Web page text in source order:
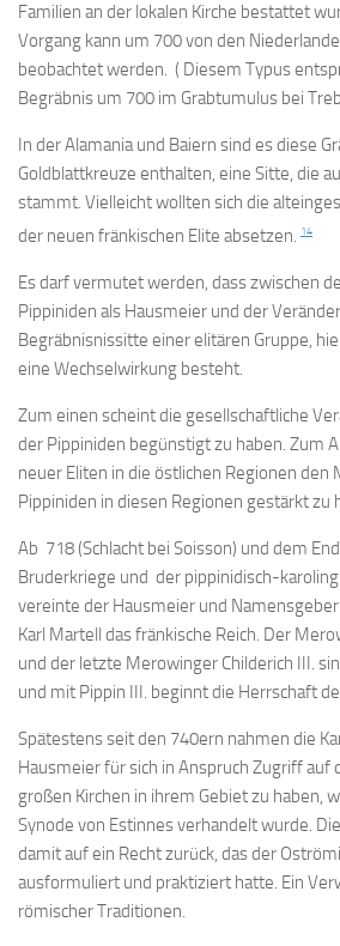
Familien an der lokalen Kirche bestattet
Vorgang kann um 700 von den
beobachtet werden. ( Diesem Typus
Begräbnis um 700 im Grabtumulus bei
In der Alamania und Baiern sind es diese
Goldblattkreuze enthalten, eine Sitte, die
stammt. Vielleicht wollten sich die
der neuen fränkischen Elite absetzen. 14
Es darf vermutet werden, dass zwischen
Pippiniden als Hausmeier und der
Begräbnisnissitte einer elitären Gruppe,
eine Wechselwirkung besteht.
Zum einen scheint die gesellschaftliche
der Pippiniden begünstigt zu haben. Zum
neuer Eliten in die östlichen Regionen den
Pippiniden in diesen Regionen gestärkt zu
Ab 718 (Schlacht bei Soisson) und dem
Bruderkriege und der pippinidisch-
vereinte der Hausmeier und
Karl Martell das fränkische Reich. Der
und der letzte Merowinger Childerich III.
und mit Pippin III. beginnt die Herrschaft
Spätestens seit den 740ern nahmen die
Hausmeier für sich in Anspruch Zugriff auf
großen Kirchen in ihrem Gebiet zu haben,
Synode von Estinnes verhandelt wurde.
damit auf ein Recht zurück, das der
ausformuliert und praktiziert hatte. Ein
römischer Traditionen.